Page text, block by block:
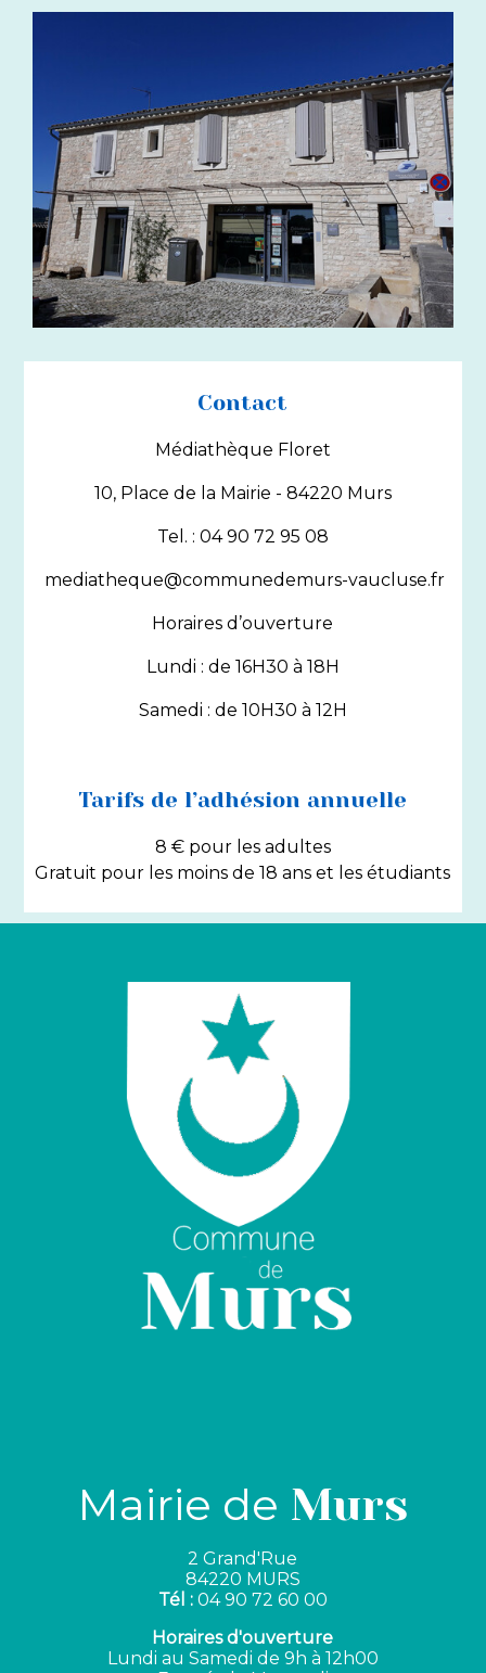
Contact
Médiathèque Floret
10, Place de la Mairie - 84220 Murs
Tel. : 04 90 72 95 08
mediatheque@communedemurs-vaucluse.fr
Horaires d’ouverture
Lundi : de 16H30 à 18H
Samedi : de 10H30 à 12H
Tarifs de l’adhésion annuelle
8 € pour les adultes
Gratuit pour les moins de 18 ans et les étudiants
Mairie de Murs
2 Grand'Rue
84220 MURS
Tél :04 90 72 60 00
Horaires d'ouverture
Lundi au Samedi de 9h à 12h00